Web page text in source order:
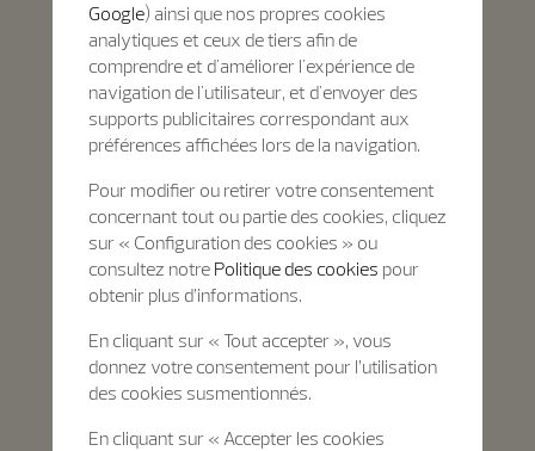
Google) ainsi que nos propres cookies
analytiques et ceux de tiers afin de
comprendre et d'améliorer l'expérience de
navigation de l'utilisateur, et d'envoyer des
supports publicitaires correspondant aux
préférences affichées lors de la navigation.
Pour modifier ou retirer votre consentement
concernant tout ou partie des cookies, cliquez
sur « Configuration des cookies » ou
consultez notre Politique des cookies pour
obtenir plus d’informations.
En cliquant sur « Tout accepter », vous
donnez votre consentement pour l’utilisation
des cookies susmentionnés.
En cliquant sur « Accepter les cookies